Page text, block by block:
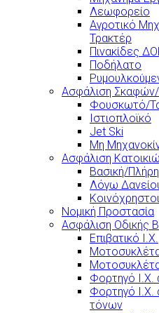
Λεωφορείο
Αγροτικό
Τρακτέρ
Πινακίδες
Ποδήλατο
Ασφάλιση
Φουσκωτό/
Ιστιοπλοϊκό
Jet Ski
Μη
Ασφάλιση
Βασική/
Λόγω
Νομική Προστασία
Ασφάλιση Οδικής
Επιβατικό Ι.Χ.
Φορτηγό Ι.Χ.
Φορτηγό
τόνων